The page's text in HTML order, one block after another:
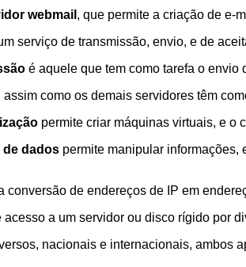
webmail , que permite a criação de e-
serviço de transmissão, envio, e de
é aquele que tem como tarefa o
assim como os demais servidores têm
permite criar máquinas virtuais, e o
dados permite manipular informações,
conversão de endereços de IP em
acesso a um servidor ou disco rígido por
nacionais e internacionais, ambos